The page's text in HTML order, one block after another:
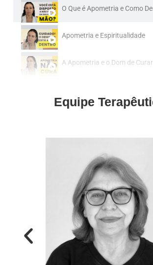
O Que é Apometria e Como
Apometria e Espiritualidade
A Apometria e o Dom de
Equipe